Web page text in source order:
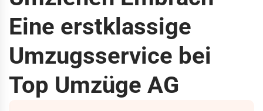
Eine erstklassige
Umzugsservice bei
Top Umzüge AG